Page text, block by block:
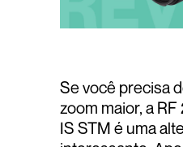
Se você precisa
zoom maior, a RF
IS STM é uma